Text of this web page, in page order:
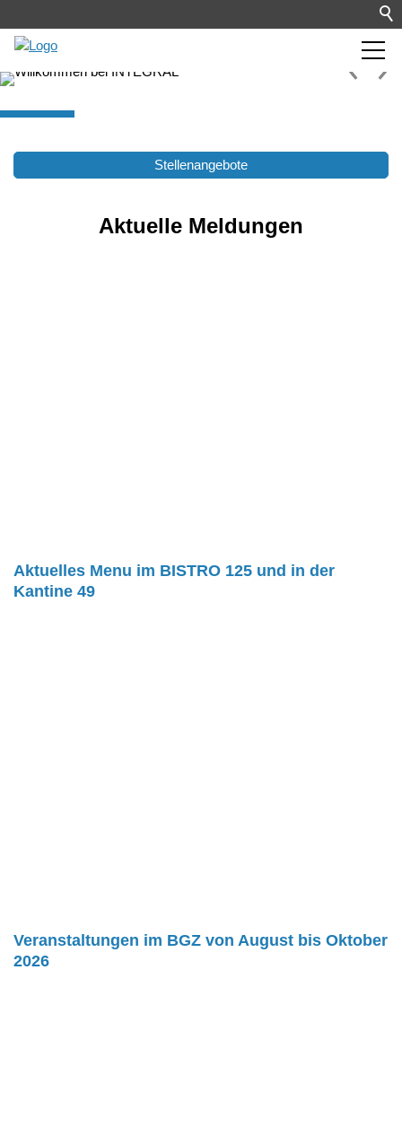
Stellenangebote
Aktuelle Meldungen
Aktuelles Menu im BISTRO 125 und in der
Kantine 49
Veranstaltungen im BGZ von August bis Oktober
2026